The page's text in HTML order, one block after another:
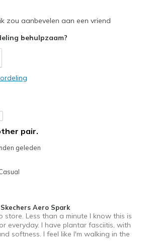
Feels true to width
I'm Really Into Shoes
ik zou aanbevelen aan een vriend
behulpzaam?
pair.
geleden
Aero Spark
store. Less than a minute I know this is
everyday. I have plantar fasciitis, with
softness. I feel like I'm walking in the